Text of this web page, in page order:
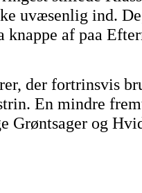
uvæsenlig ind.
af paa
der fortrinsvis
En mindre
Grøntsager og